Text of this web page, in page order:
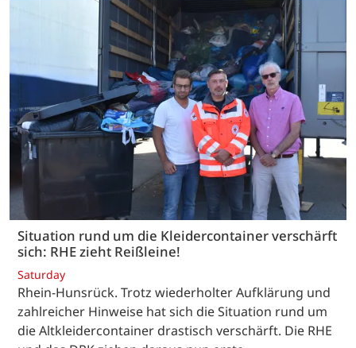
Situation rund um die Kleidercontainer verschärft
sich: RHE zieht Reißleine!
Saturday
Rhein-Hunsrück. Trotz wiederholter Aufklärung und
zahlreicher Hinweise hat sich die Situation rund um
die Altkleidercontainer drastisch verschärft. Die RHE